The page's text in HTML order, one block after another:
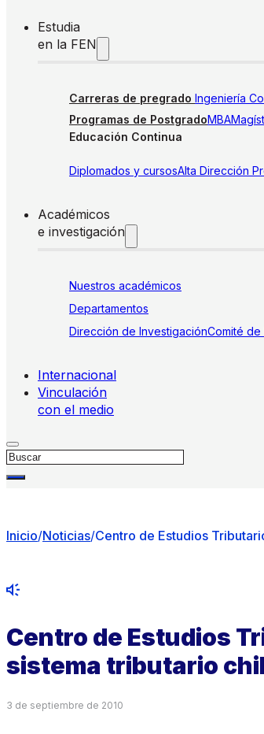
Estudia
en la FEN
Carreras de pregrado Ingeniería
Programas de PostgradoMBA
Educación Continua
Diplomados y cursosAlta Dirección
Académicos
e investigación
Nuestros académicos
Departamentos
Dirección de InvestigaciónComité de
Internacional
Vinculación
con el medio
Buscar
Inicio/Noticias/Centro de Estudios
Centro de Estudios
sistema tributario
3 de septiembre de 2010